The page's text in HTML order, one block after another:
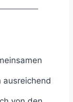
ausreichend